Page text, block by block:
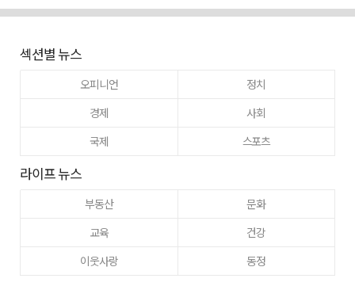
섹션별 뉴스
오피니언
정치
경제
사회
국제
스포츠
라이프 뉴스
부동산
문화
교육
건강
이웃사랑
동정